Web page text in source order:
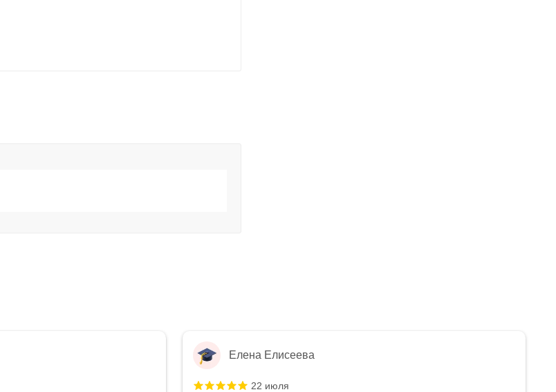
Елена Елисеева
22 июля